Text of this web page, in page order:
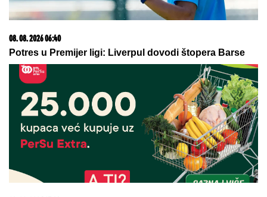
06. 08. 2026 07:08
Evo u kojim banjama važi vaučer od 10.000 dinara -
kompletan spisak destinacija u Srbiji